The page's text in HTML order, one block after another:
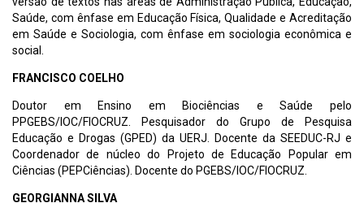
Saúde, com ênfase em Educação Física, Qualidade e Acreditação
em Saúde e Sociologia, com ênfase em sociologia econômica e
social.
FRANCISCO COELHO
Doutor em Ensino em Biociências e Saúde pelo
PPGEBS/IOC/FIOCRUZ. Pesquisador do Grupo de Pesquisa
Educação e Drogas (GPED) da UERJ. Docente da SEEDUC-RJ e
Coordenador de núcleo do Projeto de Educação Popular em
Ciências (PEPCiências). Docente do PGEBS/IOC/FIOCRUZ.
GEORGIANNA SILVA